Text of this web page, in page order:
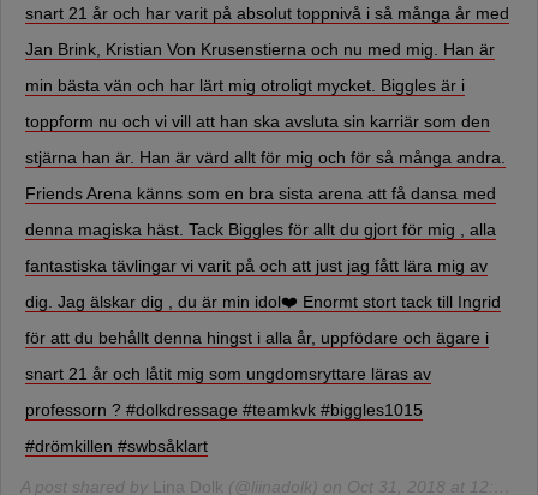
snart 21 år och har varit på absolut toppnivå i så många år med
Jan Brink, Kristian Von Krusenstierna och nu med mig. Han är
min bästa vän och har lärt mig otroligt mycket. Biggles är i
toppform nu och vi vill att han ska avsluta sin karriär som den
stjärna han är. Han är värd allt för mig och för så många andra.
Friends Arena känns som en bra sista arena att få dansa med
denna magiska häst. Tack Biggles för allt du gjort för mig , alla
fantastiska tävlingar vi varit på och att just jag fått lära mig av
dig. Jag älskar dig , du är min idol❤️ Enormt stort tack till Ingrid
för att du behållt denna hingst i alla år, uppfödare och ägare i
snart 21 år och låtit mig som ungdomsryttare läras av
professorn ? #dolkdressage #teamkvk #biggles1015
#drömkillen #swbsåklart
A post shared by Lina Dolk (@liinadolk) on Oct 31, 2018 at 12:04am PDT